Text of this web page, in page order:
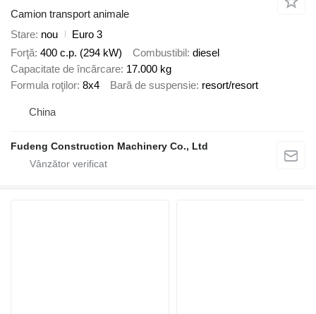
Camion transport animale
Stare nou
Euro 3
Forţă 400 c.p. (294 kW) Combustibil diesel
Capacitate de încărcare 17.000 kg
Formula roţilor 8x4 Bară de suspensie resort/resort
China
Fudeng Construction Machinery Co., Ltd